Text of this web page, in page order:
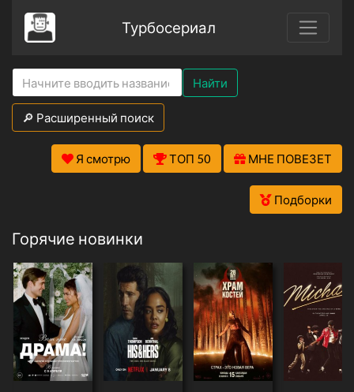
Турбосериал
Найти
🔎 Расширенный поиск
Я смотрю ТОП 50 МНЕ ПОВЕЗЕТ
Подборки
Горячие новинки